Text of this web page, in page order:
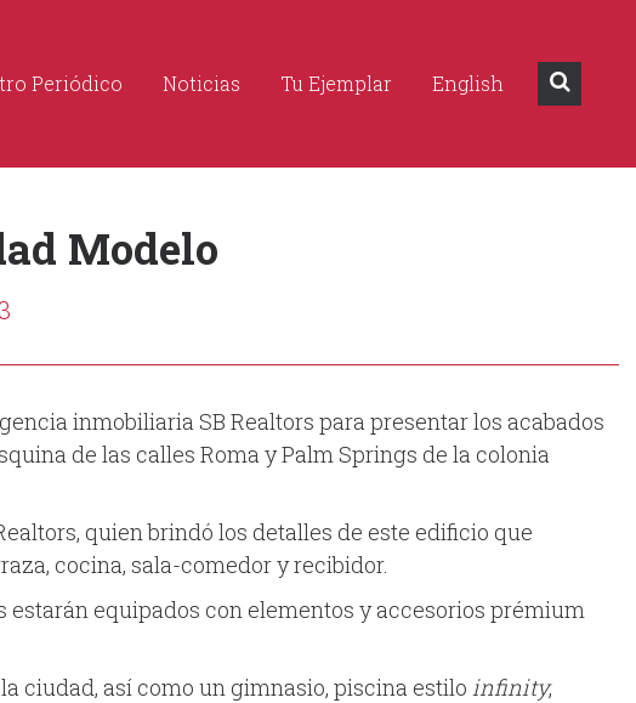
Periódico Noticias Tu Ejemplar English
Modelo
inmobiliaria SB Realtors para presentar los acabados
de las calles Roma y Palm Springs de la colonia
quien brindó los detalles de este edificio que
cocina, sala-comedor y recibidor.
estarán equipados con elementos y accesorios prémium
ciudad, así como un gimnasio, piscina estilo infinity,